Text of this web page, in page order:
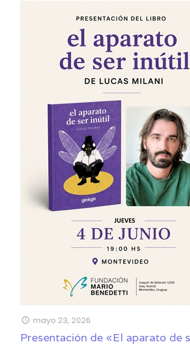
mayo 23, 2026
Presentación de «El aparato de